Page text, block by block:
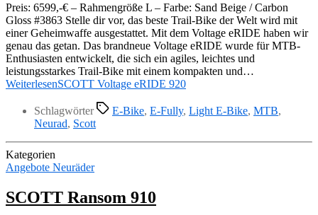
Preis: 6599,-€ – Rahmengröße L – Farbe: Sand Beige / Carbon
Gloss #3863 Stelle dir vor, das beste Trail-Bike der Welt wird mit
einer Geheimwaffe ausgestattet. Mit dem Voltage eRIDE haben wir
genau das getan. Das brandneue Voltage eRIDE wurde für MTB-
Enthusiasten entwickelt, die sich ein agiles, leichtes und
leistungsstarkes Trail-Bike mit einem kompakten und…
WeiterlesenSCOTT Voltage eRIDE 920
Schlagwörter E-Bike, E-Fully, Light E-Bike, MTB,
Neurad, Scott
Kategorien
Angebote Neuräder
SCOTT Ransom 910